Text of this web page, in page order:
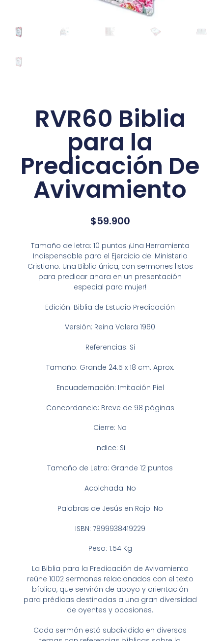
RVR60 Biblia
para la
Predicación De
Avivamiento
$59.900
Tamaño de letra: 10 puntos ¡Una Herramienta
Indispensable para el Ejercicio del Ministerio
Cristiano. Una Biblia única, con sermones listos
para predicar ahora en un presentación
especial para mujer!
Edición: Biblia de Estudio Predicación
Versión: Reina Valera 1960
Referencias: Si
Tamaño: Grande 24.5 x 18 cm. Aprox.
Encuadernación: Imitación Piel
Concordancia: Breve de 98 páginas
Cierre: No
Indice: Si
Tamaño de Letra: Grande 12 puntos
Acolchada: No
Palabras de Jesús en Rojo: No
ISBN: 7899938419229
Peso: 1.54 Kg
La Biblia para la Predicación de Avivamiento
reúne 1002 sermones relacionados con el texto
bíblico, que servirán de apoyo y orientación
para prédicas destinadas a una gran diversidad
de oyentes y ocasiones.
Cada sermón está subdividido en diversos